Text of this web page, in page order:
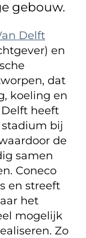
gebouw.
Delft
en
dat
koeling en
heeft
stadium bij
de
samen
Coneco
en streeft
het
mogelijk
Zo